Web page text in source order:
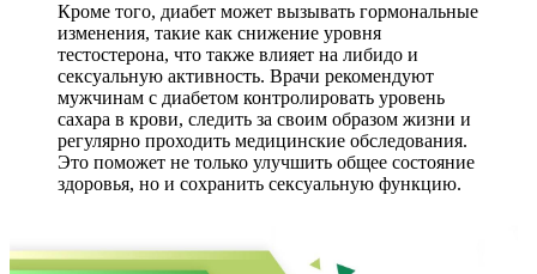
Кроме того, диабет может вызывать гормональные
изменения, такие как снижение уровня
тестостерона, что также влияет на либидо и
сексуальную активность. Врачи рекомендуют
мужчинам с диабетом контролировать уровень
сахара в крови, следить за своим образом жизни и
регулярно проходить медицинские обследования.
Это поможет не только улучшить общее состояние
здоровья, но и сохранить сексуальную функцию.